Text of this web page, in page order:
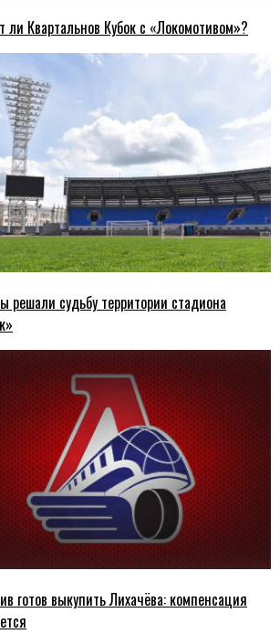
ли Квартальнов Кубок с «Локомотивом»?
решали судьбу территории стадиона
готов выкупить Лихачёва: компенсация